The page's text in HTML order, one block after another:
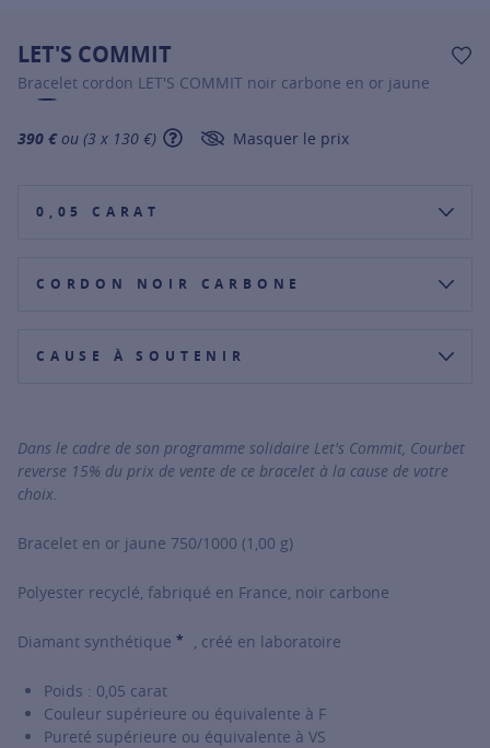
LET'S COMMIT
Bracelet cordon LET'S COMMIT noir carbone en or jaune
390 € ou (3 x 130 €) SHOW TOOLTIP
Masquer le prix
0,05 CARAT
CORDON NOIR CARBONE
CAUSE À SOUTENIR
Dans le cadre de son programme solidaire Let's Commit, Courbet
reverse 15% du prix de vente de ce bracelet à la cause de votre
choix.
Bracelet en or jaune 750/1000 (1,00 g)
Polyester recyclé, fabriqué en France, noir carbone
Diamant synthétique * SHOW TOOLTIP
, créé en laboratoire
Poids : 0,05 carat
Couleur supérieure ou équivalente à F
Pureté supérieure ou équivalente à VS